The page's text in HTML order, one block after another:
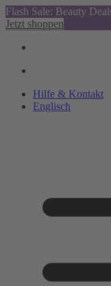
Flash Sale: Beauty
Jetzt shoppen
Hilfe & Kontakt
Englisch